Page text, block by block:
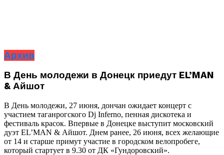
Архив
В День молодежи в Донецк приедут EL’MAN
& Айшот
В День молодежи, 27 июня, дончан ожидает концерт с
участием таганрогского Dj Inferno, пенная дискотека и
фестиваль красок. Впервые в Донецке выступит московский
дуэт EL’MAN & Айшот. Днем ранее, 26 июня, всех желающие
от 14 и старше примут участие в городском велопробеге,
который стартует в 9.30 от ДК «Гундоровский».